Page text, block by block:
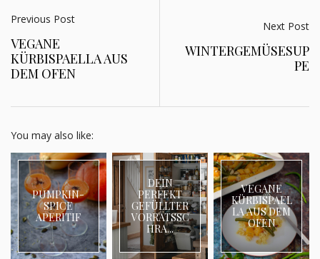
Previous Post
VEGANE
KÜRBISPAELLA AUS
DEM OFEN
Next Post
WINTERGEMÜSESUP
PE
You may also like:
PUMPKIN-
SPICE
APERITIF
DEIN
PERFEKT
GEFÜLLTER
VORRATSSC
HRA...
VEGANE
KÜRBISPAEL
LA AUS DEM
OFEN